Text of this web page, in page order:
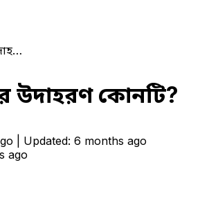
উদাহরণ কোনটি?
| Updated: 6 months ago
ago